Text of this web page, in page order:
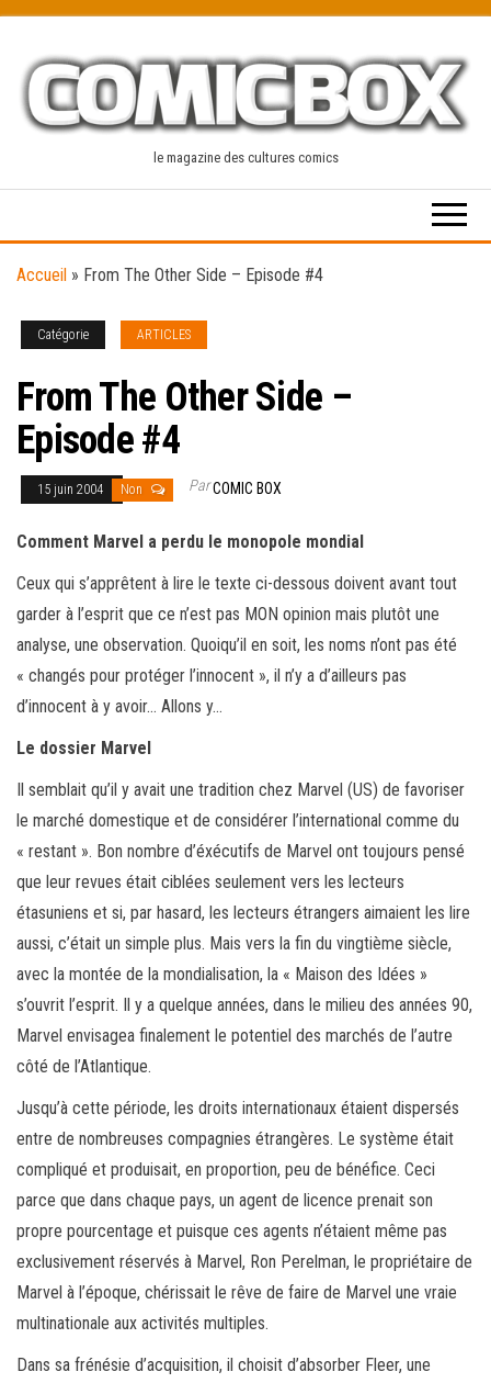
content
le magazine des cultures comics
Accueil » From The Other Side – Episode #4
Catégorie ARTICLES
From The Other Side –
Episode #4
15 juin 2004 Non ParCOMIC BOX
Comment Marvel a perdu le monopole mondial
Ceux qui s’apprêtent à lire le texte ci-dessous doivent avant tout
garder à l’esprit que ce n’est pas MON opinion mais plutôt une
analyse, une observation. Quoiqu’il en soit, les noms n’ont pas été
« changés pour protéger l’innocent », il n’y a d’ailleurs pas
d’innocent à y avoir… Allons y…
Le dossier Marvel
Il semblait qu’il y avait une tradition chez Marvel (US) de favoriser
le marché domestique et de considérer l’international comme du
« restant ». Bon nombre d’éxécutifs de Marvel ont toujours pensé
que leur revues était ciblées seulement vers les lecteurs
étasuniens et si, par hasard, les lecteurs étrangers aimaient les lire
aussi, c’était un simple plus. Mais vers la fin du vingtième siècle,
avec la montée de la mondialisation, la « Maison des Idées »
s’ouvrit l’esprit. Il y a quelque années, dans le milieu des années 90,
Marvel envisagea finalement le potentiel des marchés de l’autre
côté de l’Atlantique.
Jusqu’à cette période, les droits internationaux étaient dispersés
entre de nombreuses compagnies étrangères. Le système était
compliqué et produisait, en proportion, peu de bénéfice. Ceci
parce que dans chaque pays, un agent de licence prenait son
propre pourcentage et puisque ces agents n’étaient même pas
exclusivement réservés à Marvel, Ron Perelman, le propriétaire de
Marvel à l’époque, chérissait le rêve de faire de Marvel une vraie
multinationale aux activités multiples.
Dans sa frénésie d’acquisition, il choisit d’absorber Fleer, une